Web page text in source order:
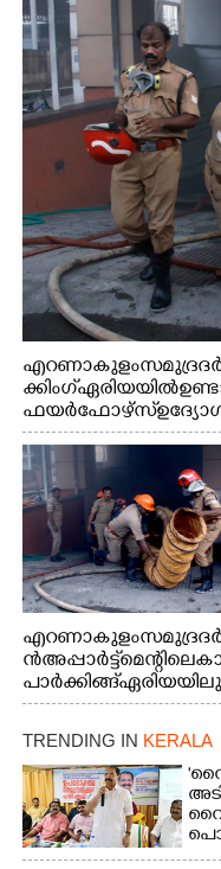
എറണാകുളം സമുദ്ര
ക്കിംഗ് ഏരിയയിൽ
ഫയർഫോഴ്സ്
ക്കിറങ്ങി മുഖം
എറണാകുളം സമുദ്ര
ൻ അപ്പാർട്ട്മെന്റിലെ
പാർക്കിങ്ങ് ഏരിയയിലു
ണ്ടായ തീപിടിത്തം
യ്ക്കാൻ ശ്രമിക്കുന്ന ഫയർ
ഫോഴ്സ് ഉദ്യോഗസ്ഥർ
TRENDING IN KERALA